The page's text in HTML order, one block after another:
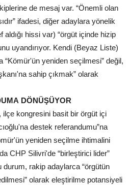
de mesaj var. “Önemli olan
ifadesi, diğer adaylara yönelik
hissi var) “örgüt içinde hizip
uyandırıyor. Kendi (Beyaz Liste)
“Kömür'ün yeniden seçilmesi” değil,
sahip çıkmak” olarak
DÖNÜŞÜYOR
kongresini basit bir örgüt içi
destek referandumu”na
yeniden seçilme ihtimalini
CHP Silivri'de “birleştirici lider”
durum, rakip adaylarca “örgütün
olarak eleştirilme potansiyeli